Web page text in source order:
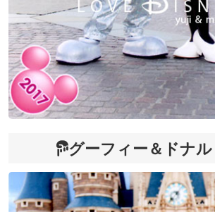
グーフィー＆ドナル